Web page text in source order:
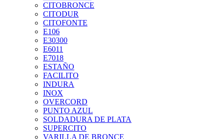
CITOBRONCE
CITODUR
CITOFONTE
E106
E30300
E6011
E7018
ESTAÑO
FACILITO
INDURA
INOX
OVERCORD
PUNTO AZUL
SOLDADURA DE PLATA
SUPERCITO
VARILLA DE BRONCE